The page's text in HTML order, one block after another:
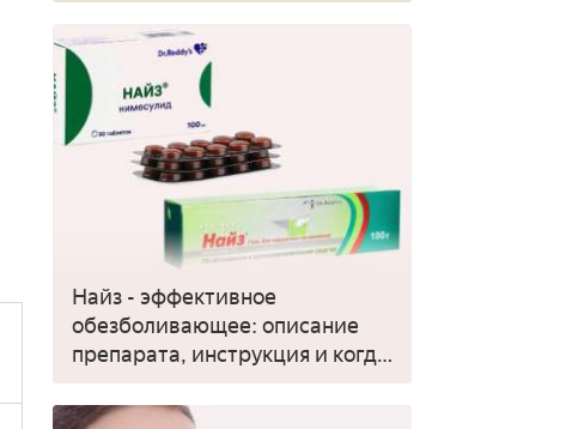
Найз - эффективное
обезболивающее: описание
препарата, инструкция и когда
применять